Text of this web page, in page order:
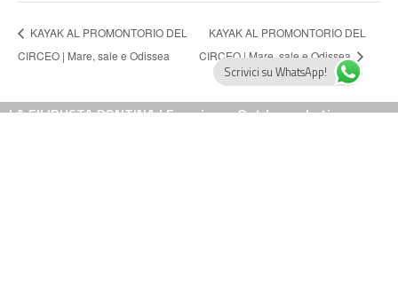
KAYAK AL PROMONTORIO DEL
CIRCEO | Mare, sale e Odissea
KAYAK AL PROMONTORIO DEL
CIRCEO | Mare, sale e Odissea
LA FILIBUSTA PONTINA | Esperienze Outdoor a Latina
Scrivici su WhatsApp!